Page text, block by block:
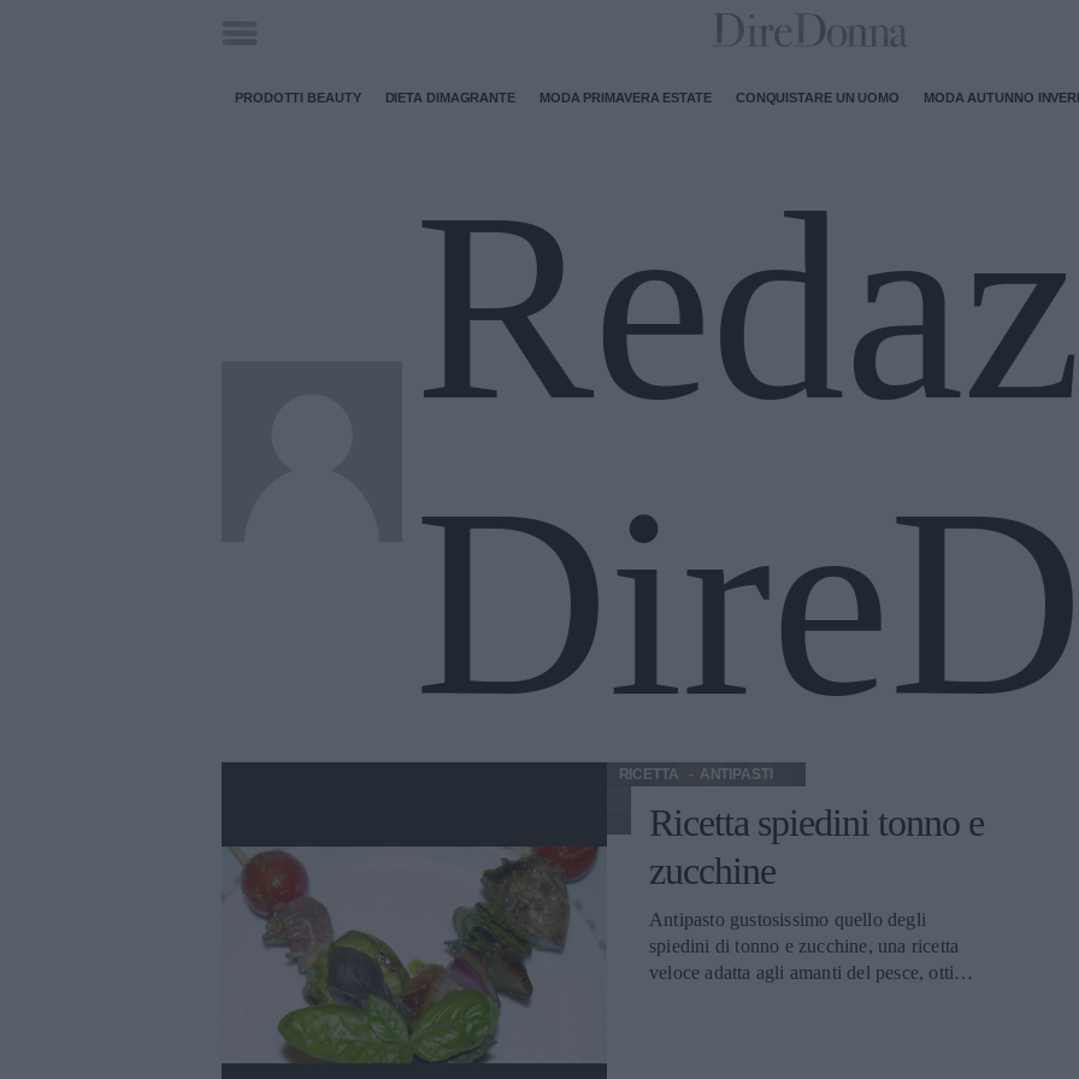
PRODOTTI BEAUTY DIETA DIMAGRANTE MODA PRIMAVERA ESTATE CONQUISTARE UN UOMO MODA AUTUNNO
RICETTA ANTIPASTI
Ricetta spiedini tonno e
zucchine
Antipasto gustosissimo quello degli
spiedini di tonno e zucchine, una ricetta
veloce adatta agli amanti del pesce, ottima